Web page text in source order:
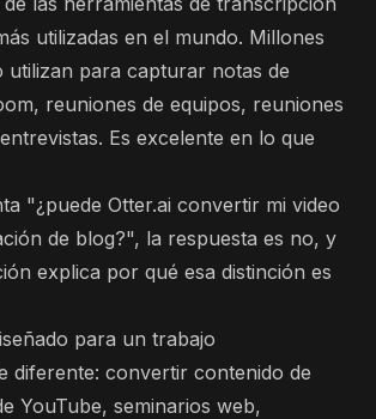
utilizadas en el mundo. Millones
utilizan para capturar notas de
reuniones de equipos, reuniones
Es excelente en lo que
"¿puede Otter.ai convertir mi video
de blog?", la respuesta es no, y
explica por qué esa distinción es
para un trabajo
diferente: convertir contenido de
YouTube, seminarios web,